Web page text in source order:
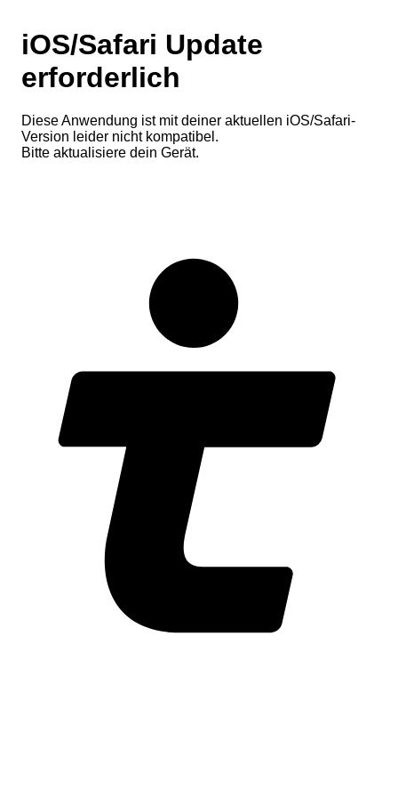
iOS/Safari Update
erforderlich
Diese Anwendung ist mit deiner aktuellen iOS/Safari-
Version leider nicht kompatibel.
Bitte aktualisiere dein Gerät.